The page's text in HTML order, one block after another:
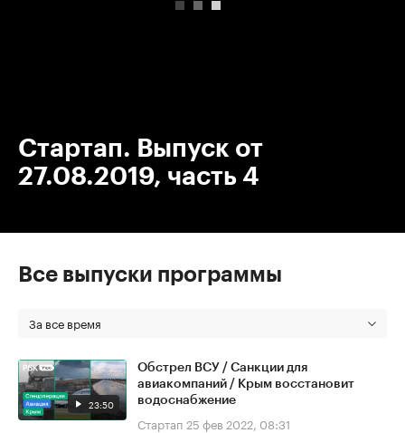
Стартап. Выпуск от
27.08.2019, часть 4
Все выпуски программы
За все время
23:50
Обстрел ВСУ / Санкции для
авиакомпаний / Крым восстановит
водоснабжение
Стартап 25 фев 2022, 08:31